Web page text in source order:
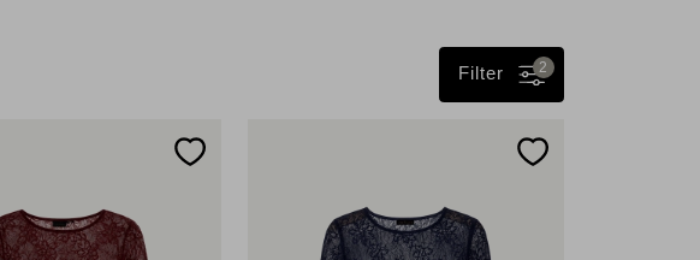
2
Filter